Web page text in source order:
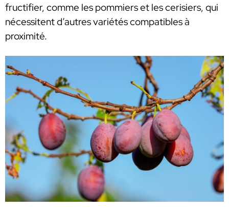
fructifier, comme les pommiers et les cerisiers, qui
nécessitent d’autres variétés compatibles à
proximité.